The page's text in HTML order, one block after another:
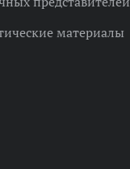
материалы